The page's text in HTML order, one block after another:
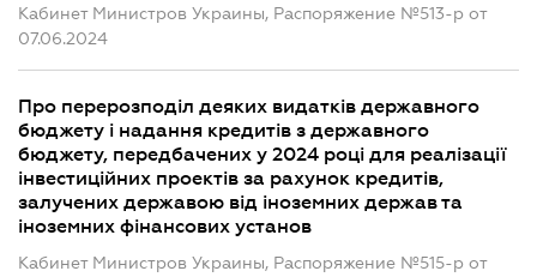
Кабинет Министров Украины, Распоряжение №513-р от
07.06.2024
Про перерозподіл деяких видатків державного
бюджету і надання кредитів з державного
бюджету, передбачених у 2024 році для реалізації
інвестиційних проектів за рахунок кредитів,
залучених державою від іноземних держав та
іноземних фінансових установ
Кабинет Министров Украины, Распоряжение №515-р от